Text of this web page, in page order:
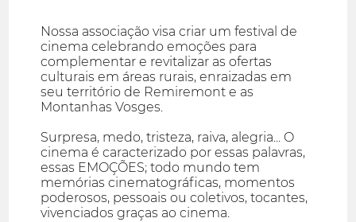
Nossa associação visa criar um festival de
cinema celebrando emoções para
complementar e revitalizar as ofertas
culturais em áreas rurais, enraizadas em
seu território de Remiremont e as
Montanhas Vosges.
Surpresa, medo, tristeza, raiva, alegria... O
cinema é caracterizado por essas palavras,
essas EMOÇÕES; todo mundo tem
memórias cinematográficas, momentos
poderosos, pessoais ou coletivos, tocantes,
vivenciados graças ao cinema.